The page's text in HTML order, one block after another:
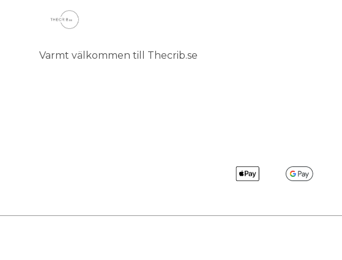
Varmt välkommen till Thecrib.se